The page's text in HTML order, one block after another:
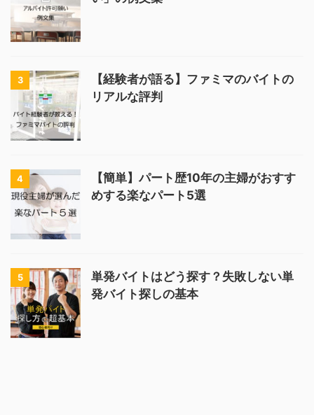
3
【経験者が語る】ファミマのバイトの
リアルな評判
4
【簡単】パート歴10年の主婦がおすす
めする楽なパート5選
5
単発バイトはどう探す？失敗しない単
発バイト探しの基本